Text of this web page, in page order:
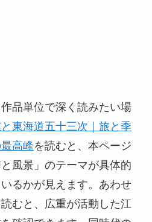
品単位で深く読みたい場
東海道五十三次｜旅と季
高峰を読むと、本ページ
風景」のテーマが具体的
るかが見えます。あわせ
読むと、広重が活動した江